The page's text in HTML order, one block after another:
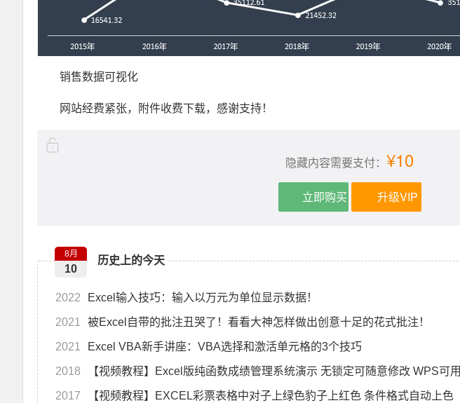
销售数据可视化
网站经费紧张，附件收费下载，感谢支持！
隐藏内容需要支付： ¥10
立即购买 升级VIP
历史上的今天
8月
10
2022 Excel输入技巧：输入以万元为单位显示数据！
2021 被Excel自带的批注丑哭了！看看大神怎样做出创意十足的花式批注！
2021 Excel VBA新手讲座：VBA选择和激活单元格的3个技巧
2018 【视频教程】Excel版纯函数成绩管理系统演示 无锁定可随意修改 WPS可用
2017 【视频教程】EXCEL彩票表格中对子上绿色豹子上红色 条件格式自动上色